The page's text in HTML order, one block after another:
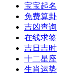
宝宝起名
免费算卦
吉凶查询
在线求签
吉日吉时
十二星座
生肖运势